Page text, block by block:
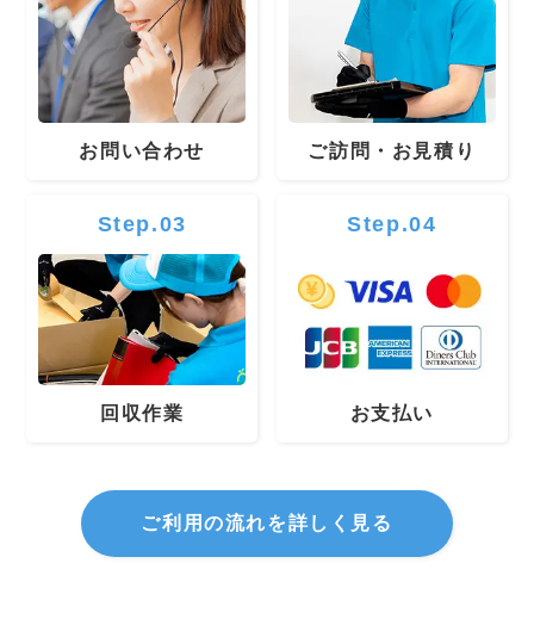
お問い合わせ ご訪問・お見積り
Step.03
回収作業
Step.04
お支払い
ご利用の流れを詳しく見る